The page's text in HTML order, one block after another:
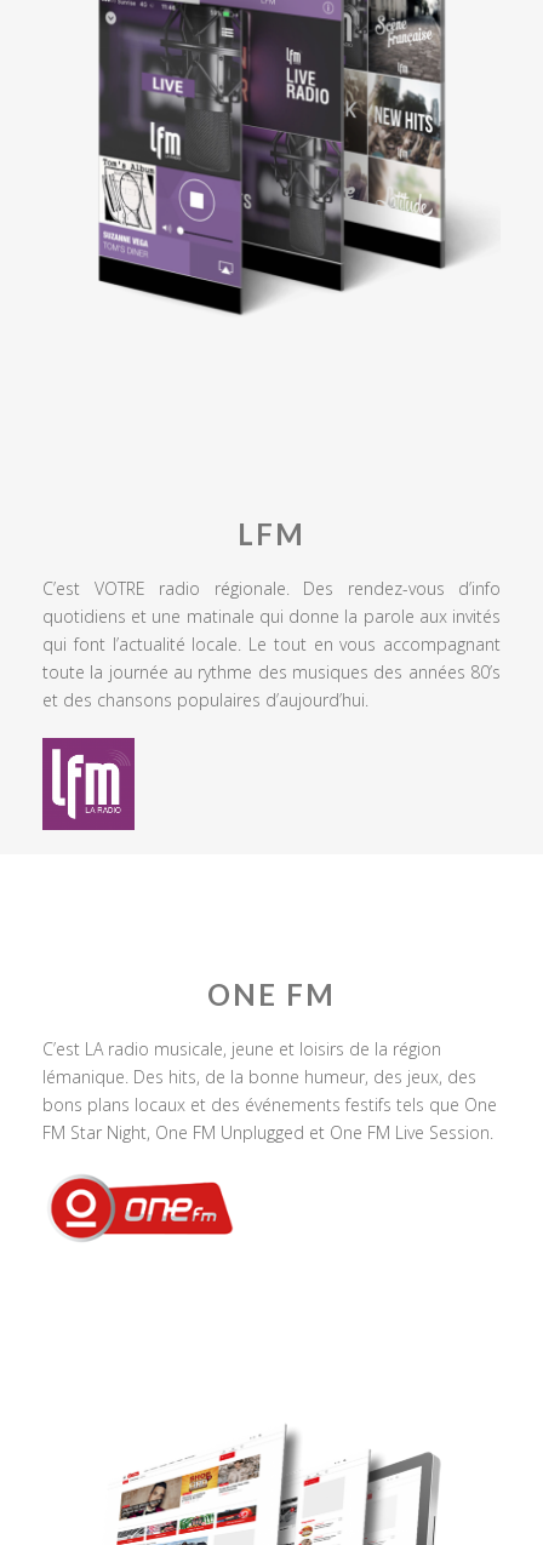
LFM
C’est VOTRE radio régionale. Des rendez-vous d’info
quotidiens et une matinale qui donne la parole aux invités
qui font l’actualité locale. Le tout en vous accompagnant
toute la journée au rythme des musiques des années 80’s
et des chansons populaires d’aujourd’hui.
ONE FM
C’est LA radio musicale, jeune et loisirs de la région
lémanique. Des hits, de la bonne humeur, des jeux, des
bons plans locaux et des événements festifs tels que One
FM Star Night, One FM Unplugged et One FM Live Session.